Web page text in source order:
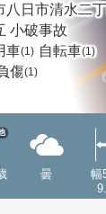
八日市清水二
小破事故
車(1) 自転車(1)
傷(1)
曇
幅